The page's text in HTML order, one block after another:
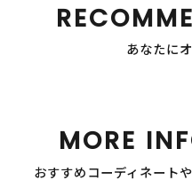
あなたに
MORE
おすすめコーディネート